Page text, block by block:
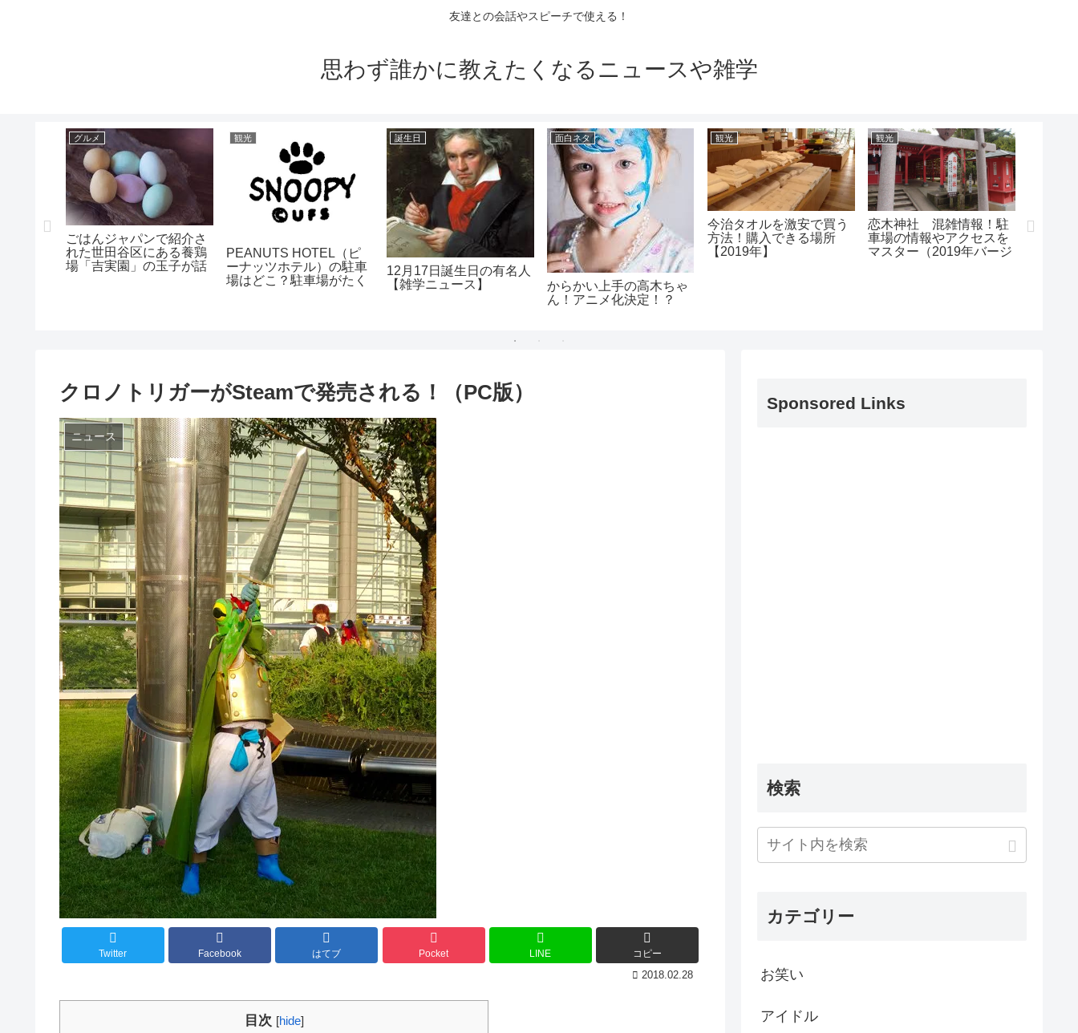
友達との会話やスピーチで使える！
思わず誰かに教えたくなるニュースや雑学
パーの
グルメ
ごはんジャパンで紹介さ
れた世田谷区にある養鶏
場「吉実園」の玉子が話
観光
PEANUTS HOTEL（ピ
ーナッツホテル）の駐車
場はどこ？駐車場がたく
誕生日
12月17日誕生日の有名人
【雑学ニュース】
面白ネタ
からかい上手の高木ちゃ
ん！アニメ化決定！？
観光
今治タオルを激安で買う
方法！購入できる場所
【2019年】
観光
恋木神社 混雑情報！駐
車場の情報やアクセスを
マスター（2019年バージ
川越氷
クロノトリガーがSteamで発売される！（PC版）
ニュース
Twitter Facebook はてブ Pocket LINE
コピー
2018.02.28
目次 [hide]
Sponsored Links
検索
カテゴリー
お笑い
アイドル